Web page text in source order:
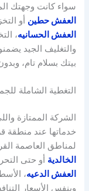
سواء كانت وجهتك
العفش حطين أو
العفش الحسانيه،
والتغليف الجيد
بيتك بسلام تام،
التغطية الشاملة
الشركة الممتازة
خدماتها عند منطقة
لمناطق العاصمة
الخالدية أو حتى
العفش الدعيه،
وبنفس الأسعار